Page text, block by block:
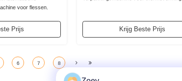
voor flessen.
Prijs Krijg Beste Prijs
6 7 8